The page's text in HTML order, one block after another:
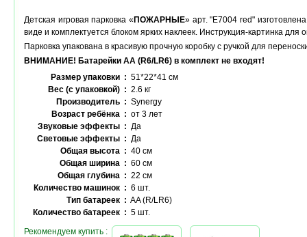
Детская игровая парковка « ПОЖАРНЫЕ» арт. "E7004 red"
виде и комплектуется блоком ярких наклеек. Инструкция-картинка
Парковка упакована в красивую прочную коробку с ручкой для
ВНИМАНИЕ! Батарейки АА (R6/LR6) в комплект не входят!
Размер упаковки : 51*22*41 см
Вес (с упаковкой) : 2.6 кг
Производитель : Synergy
Возраст ребёнка : от 3 лет
Звуковые эффекты : Да
Световые эффекты : Да
Общая высота : 40 см
Общая ширина : 60 см
Общая глубина : 22 см
Количество машинок : 6 шт.
Тип батареек : AA (R/LR6)
Количество батареек : 5 шт.
Рекомендуем купить :